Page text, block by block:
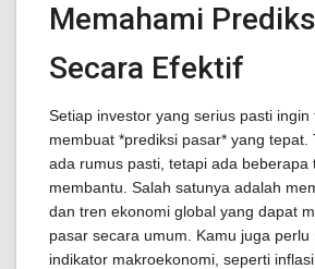
Memahami
Secara Efektif
Setiap investor yang serius pasti ingin
membuat *prediksi pasar* yang tepat.
ada rumus pasti, tetapi ada beberapa
membantu. Salah satunya adalah
dan tren ekonomi global yang dapat
pasar secara umum. Kamu juga perlu
indikator makroekonomi, seperti